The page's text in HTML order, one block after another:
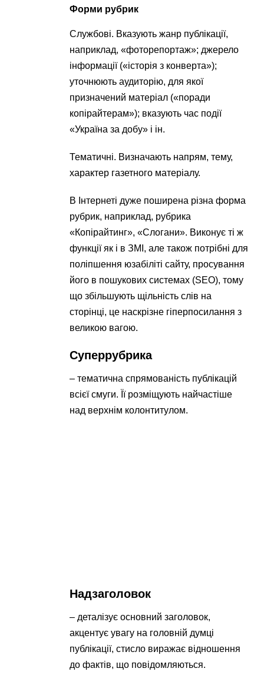
Форми рубрик
Службові. Вказують жанр публікації,
наприклад, «фоторепортаж»; джерело
інформації («історія з конверта»);
уточнюють аудиторію, для якої
призначений матеріал («поради
копірайтерам»); вказують час події
«Україна за добу» і ін.
Тематичні. Визначають напрям, тему,
характер газетного матеріалу.
В Інтернеті дуже поширена різна форма
рубрик, наприклад, рубрика
«Копірайтинг», «Слогани». Виконує ті ж
функції як і в ЗМІ, але також потрібні для
поліпшення юзабіліті сайту, просування
його в пошукових системах (SEO), тому
що збільшують щільність слів на
сторінці, це наскрізне гіперпосилання з
великою вагою.
Суперрубрика
– тематична спрямованість публікацій
всієї смуги. Її розміщують найчастіше
над верхнім колонтитулом.
Надзаголовок
– деталізує основний заголовок,
акцентує увагу на головній думці
публікації, стисло виражає відношення
до фактів, що повідомляються.